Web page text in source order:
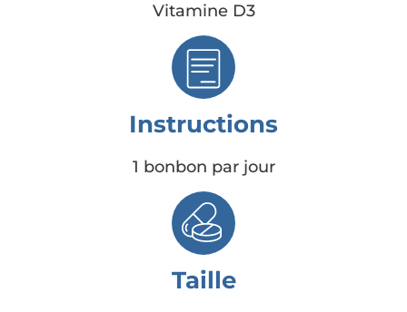
Vitamine D3
Instructions
1 bonbon par jour
Taille